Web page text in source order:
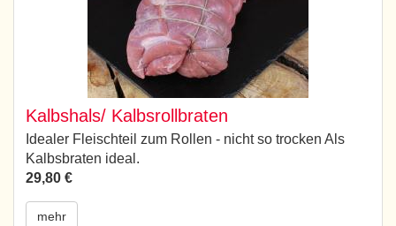
Kalbshals/ Kalbsrollbraten
Idealer Fleischteil zum Rollen - nicht so trocken Als
Kalbsbraten ideal.
29,80 €
mehr